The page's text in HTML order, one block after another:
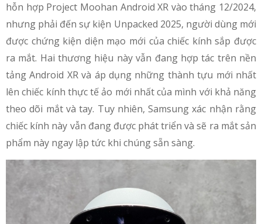
hỗn hợp Project Moohan Android XR vào tháng 12/2024,
nhưng phải đến sự kiện Unpacked 2025, người dùng mới
được chứng kiện diện mạo mới của chiếc kính sắp được
ra mắt. Hai thương hiệu này vẫn đang hợp tác trên nền
tảng Android XR và áp dụng những thành tựu mới nhất
lên chiếc kính thực tế ảo mới nhất của mình với khả năng
theo dõi mắt và tay. Tuy nhiên, Samsung xác nhận rằng
chiếc kính này vẫn đang được phát triển và sẽ ra mắt sản
phẩm này ngay lập tức khi chúng sẵn sàng.